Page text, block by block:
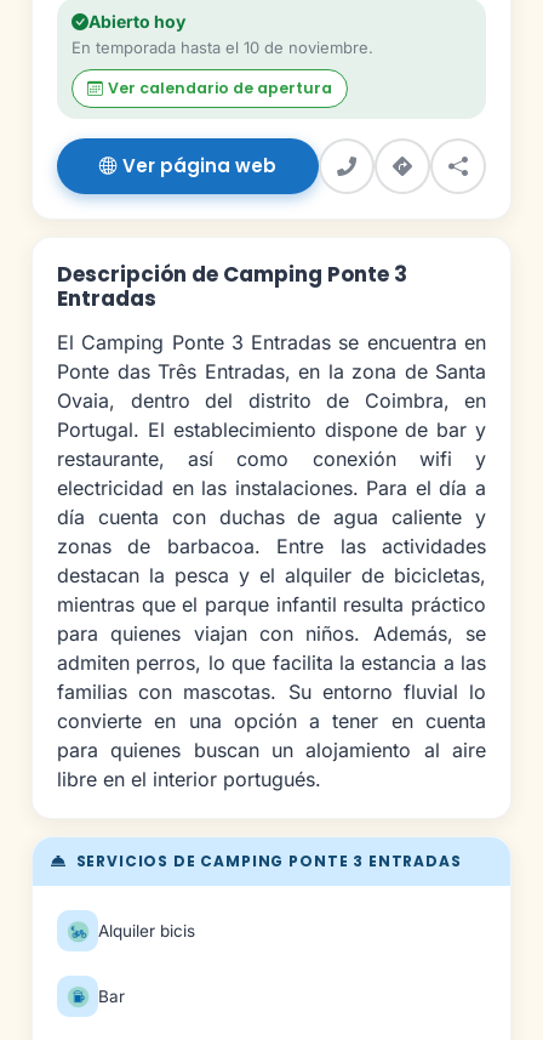
SERVICIOS DE CAMPING PONTE 3 ENTRADAS
Alquiler bicis
Bar
Abierto hoy
En temporada hasta el 10 de noviembre.
Ver calendario de apertura
Ver página web
Descripción de Camping Ponte 3
Entradas
El Camping Ponte 3 Entradas se encuentra en
Ponte das Três Entradas, en la zona de Santa
Ovaia, dentro del distrito de Coimbra, en
Portugal. El establecimiento dispone de bar y
restaurante, así como conexión wifi y
electricidad en las instalaciones. Para el día a
día cuenta con duchas de agua caliente y
zonas de barbacoa. Entre las actividades
destacan la pesca y el alquiler de bicicletas,
mientras que el parque infantil resulta práctico
para quienes viajan con niños. Además, se
admiten perros, lo que facilita la estancia a las
familias con mascotas. Su entorno fluvial lo
convierte en una opción a tener en cuenta
para quienes buscan un alojamiento al aire
libre en el interior portugués.